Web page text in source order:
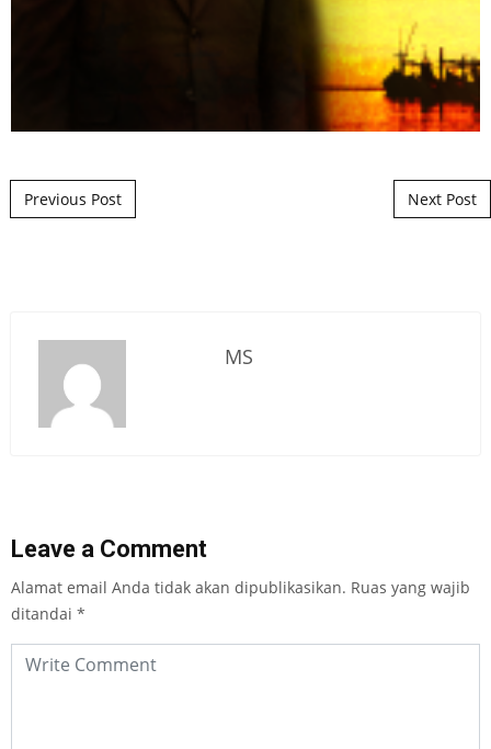
Post navigation
Previous Post Next Post
MS
Leave a Comment
Alamat email Anda tidak akan dipublikasikan. Ruas yang wajib
ditandai *